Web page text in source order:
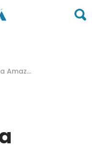
Amazô